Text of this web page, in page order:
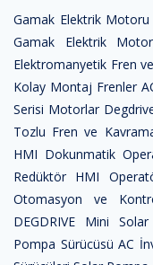
Gamak Elektrik Motoru
Gamak Elektrik
Elektromanyetik Fren
Kolay Montaj Frenler
Serisi Motorlar
Tozlu Fren ve
HMI Dokunmatik
Redüktör HMI
Otomasyon ve
DEGDRIVE Mini
Pompa Sürücüsü AC